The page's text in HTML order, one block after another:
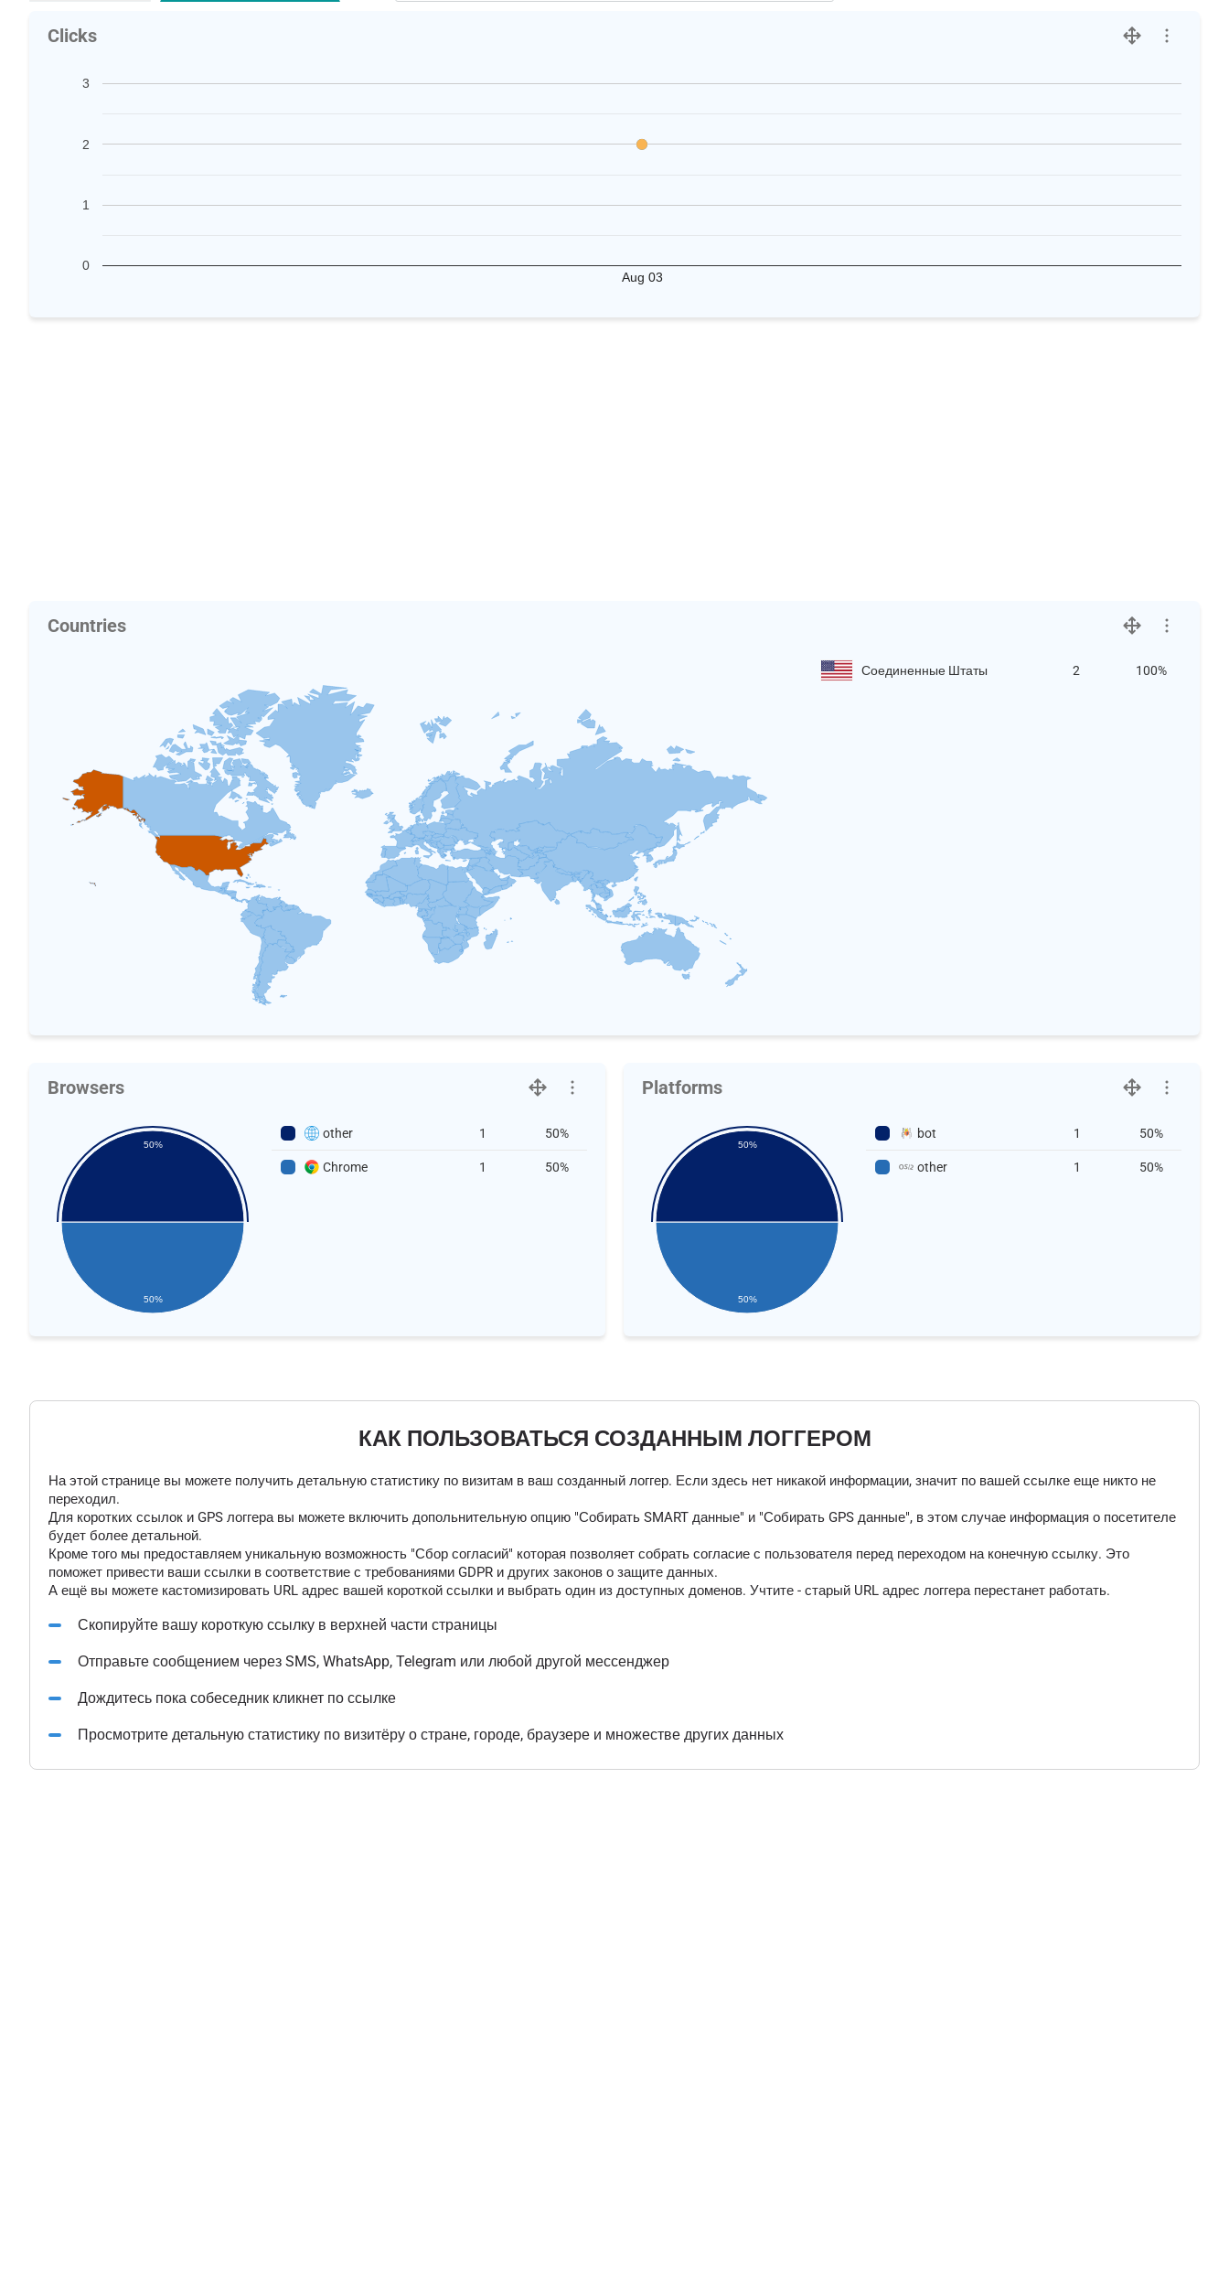
Clicks
Aug 03
0
1
2
3
Countries
Соединенные Штаты 2 100%
Browsers
50%
50%
other 1 50%
Chrome 1 50%
Platforms
50%
50%
bot 1 50%
other 1 50%
КАК ПОЛЬЗОВАТЬСЯ СОЗДАННЫМ ЛОГГЕРОМ
На этой странице вы можете получить детальную статистику по визитам в ваш созданный логгер. Если здесь нет никакой информации, значит по вашей ссылке еще никто не
переходил.
Для коротких ссылок и GPS логгера вы можете включить допольнительную опцию "Собирать SMART данные" и "Собирать GPS данные", в этом случае информация о посетителе
будет более детальной.
Кроме того мы предоставляем уникальную возможность "Сбор согласий" которая позволяет собрать согласие с пользователя перед переходом на конечную ссылку. Это
поможет привести ваши ссылки в соответствие с требованиями GDPR и других законов о защите данных.
А ещё вы можете кастомизировать URL адрес вашей короткой ссылки и выбрать один из доступных доменов. Учтите - старый URL адрес логгера перестанет работать.
Скопируйте вашу короткую ссылку в верхней части страницы
Отправьте сообщением через SMS, WhatsApp, Telegram или любой другой мессенджер
Дождитесь пока собеседник кликнет по ссылке
Просмотрите детальную статистику по визитёру о стране, городе, браузере и множестве других данных